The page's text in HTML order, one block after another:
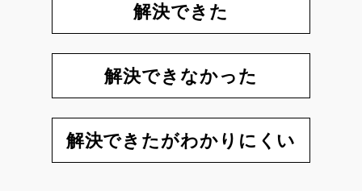
解決できた
解決できなかった
解決できたがわかりにくい